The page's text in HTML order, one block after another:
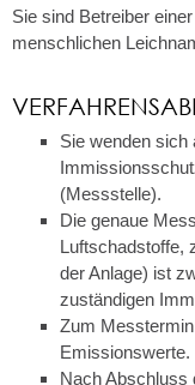
Sie sind Betreiber
menschlichen
Sie wenden sich
(Messstelle).
Die genaue
Luftschadstoffe,
der Anlage) ist
zuständigen
Zum
Emissionswerte.
Nach Abschluss